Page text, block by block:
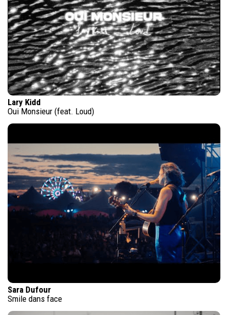
Lary Kidd
Oui Monsieur (feat. Loud)
Sara Dufour
Smile dans face